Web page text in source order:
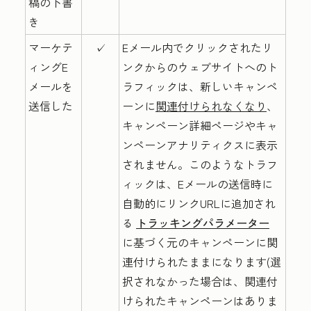
き
マーケテ
ィングE
メールを
送信した
✓
Eメール内でクリックされたリ
ンクからのウェブサイトへのト
ラフィックは、新しいキャンペ
ーンに関連付けられなくなり 、
キャンペーン詳細ページやキャ
ンペーンアナリティクスに表示
されません。このようなトラフ
ィックは、Eメールの送信時に
自動的にリンクURLに追加され
る トラッキングパラメーター
に基づく元のキャンペーンに関
連付けられたままになります(選
択されなかった場合は、関連付
けられたキャンペーンはありま